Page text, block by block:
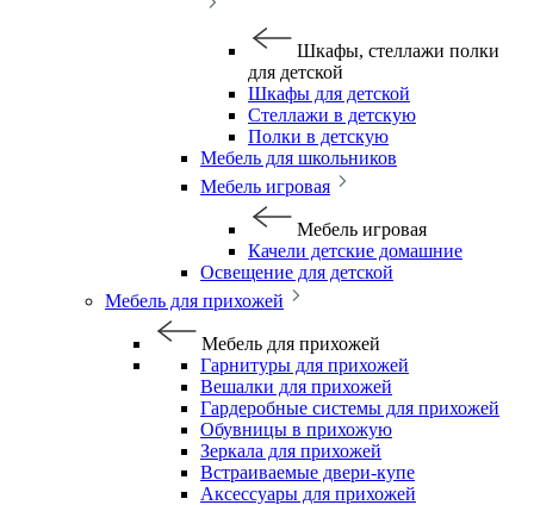
Шкафы, стеллажи полки
для детской
Шкафы для детской
Стеллажи в детскую
Полки в детскую
Мебель для школьников
Мебель игровая
Мебель игровая
Качели детские домашние
Освещение для детской
Мебель для прихожей
Мебель для прихожей
Гарнитуры для прихожей
Вешалки для прихожей
Гардеробные системы для прихожей
Обувницы в прихожую
Зеркала для прихожей
Встраиваемые двери-купе
Аксессуары для прихожей